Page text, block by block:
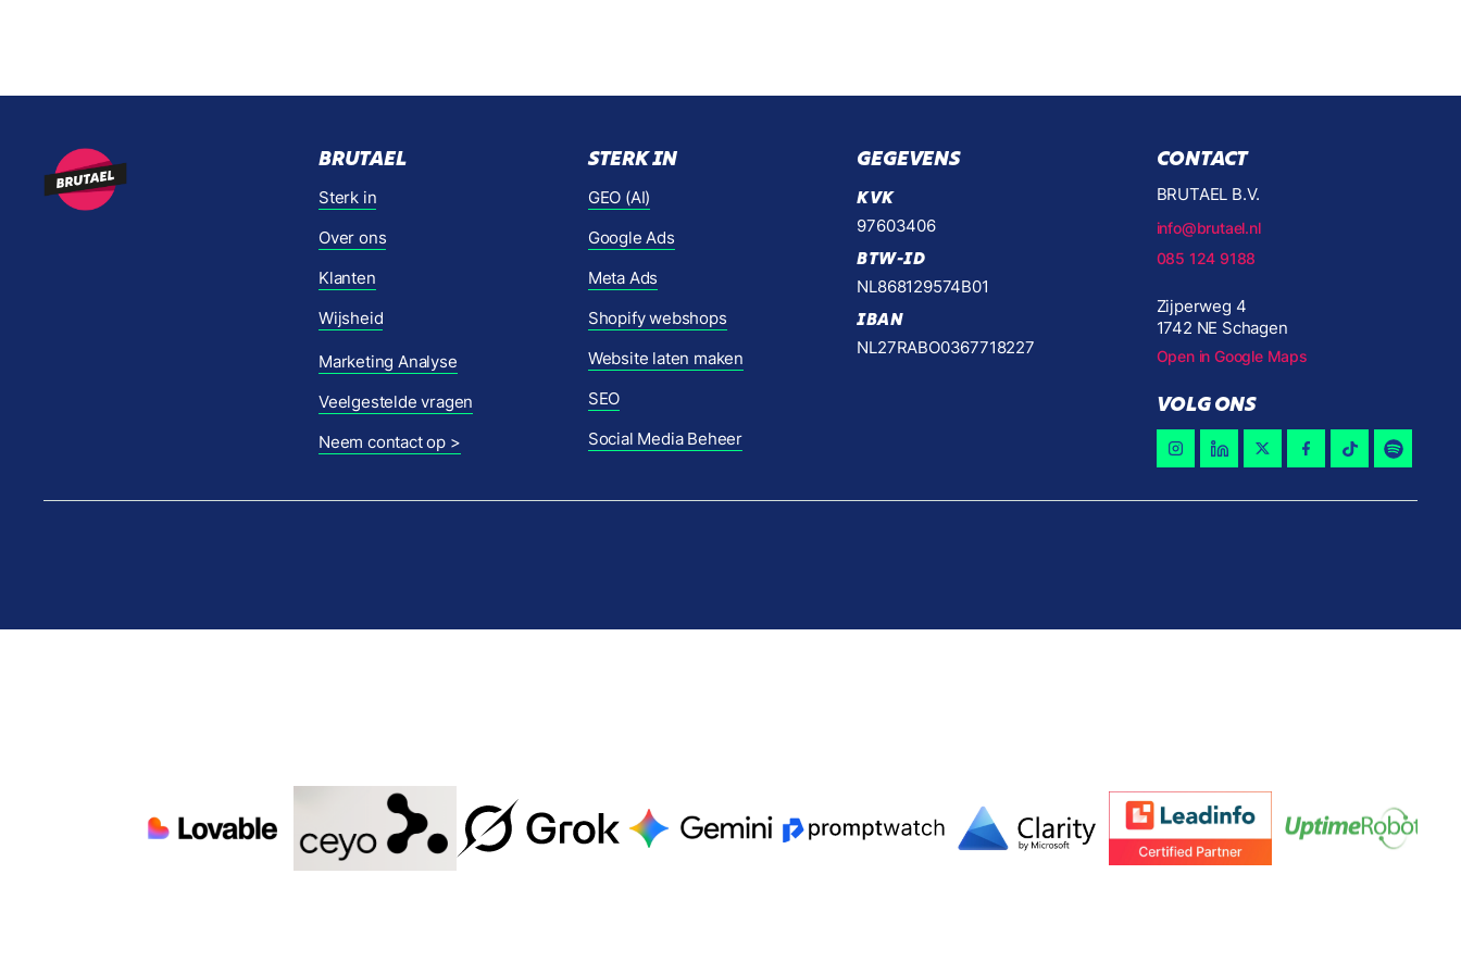
BRUTAEL
Sterk in
Over ons
Klanten
Wijsheid
Marketing Analyse
Veelgestelde vragen
Neem contact op >
STERK IN
GEO (AI)
Google Ads
Meta Ads
Shopify webshops
Website laten maken
SEO
Social Media Beheer
GEGEVENS
KVK
97603406
BTW-ID
NL868129574B01
IBAN
NL27RABO0367718227
CONTACT
BRUTAEL B.V.
info@brutael.nl
085 124 9188
Zijperweg 4
1742 NE Schagen
Open in Google Maps
VOLG ONS